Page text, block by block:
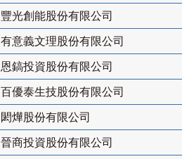
豐光創能股份有限公司
有意義文理股份有限公司
恩鎬投資股份有限公司
百優泰生技股份有限公司
閎燁股份有限公司
晉商投資股份有限公司